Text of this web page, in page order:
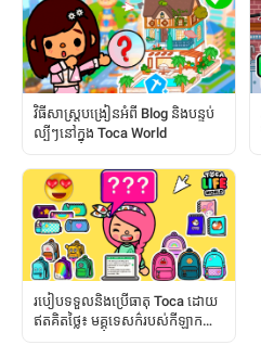
វិធីសាស្ត្របង្រៀនអំពី Blog និងបន្ទប់
ល្បីៗនៅក្នុង Toca World
របៀបទទួលនិងប្រើធាតុ Toca ដោយ
ឥតគិតថ្លៃ៖ មគ្គុទេសក៌របស់កីឡាក